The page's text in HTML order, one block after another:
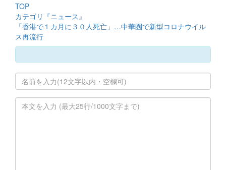
TOP
カテゴリ『ニュース』
「香港で１カ月に３０人死亡」…中華圏で新型コロナウイル
ス再流行